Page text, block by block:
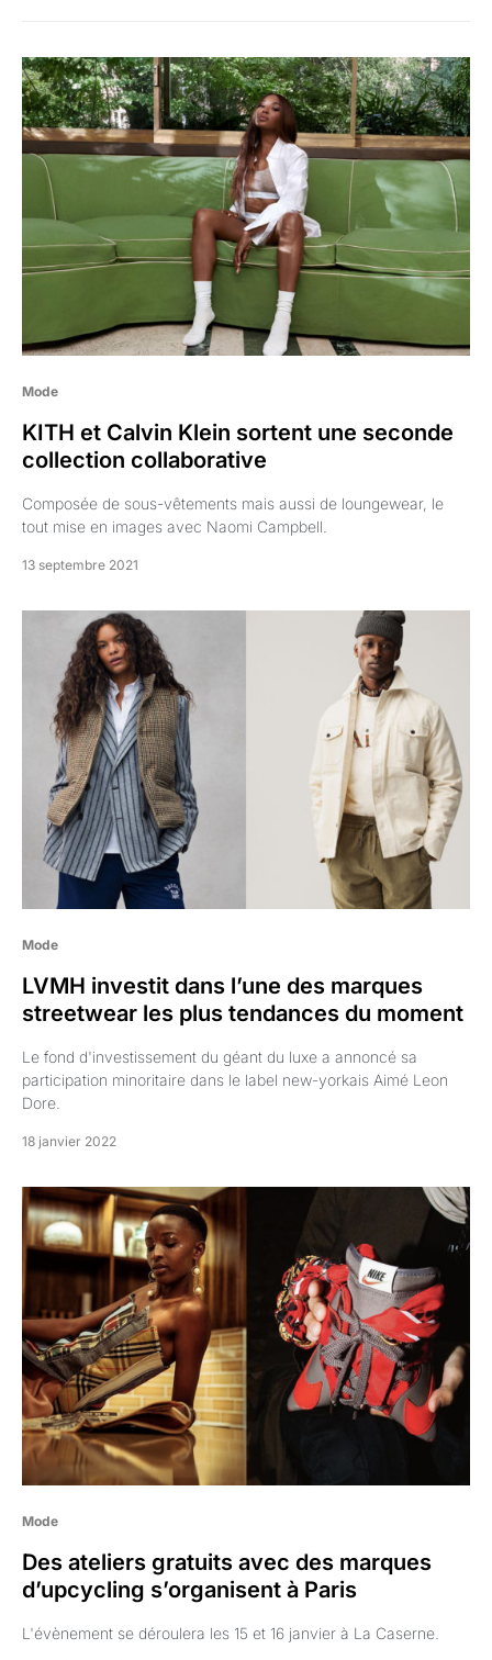
Mode
KITH et Calvin Klein sortent une seconde
collection collaborative
Composée de sous-vêtements mais aussi de loungewear, le
tout mise en images avec Naomi Campbell.
13 septembre 2021
Mode
LVMH investit dans l’une des marques
streetwear les plus tendances du moment
Le fond d'investissement du géant du luxe a annoncé sa
participation minoritaire dans le label new-yorkais Aimé Leon
Dore.
18 janvier 2022
Mode
Des ateliers gratuits avec des marques
d’upcycling s’organisent à Paris
L'évènement se déroulera les 15 et 16 janvier à La Caserne.